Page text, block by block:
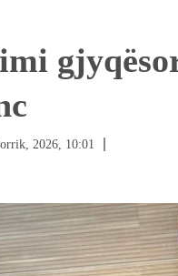
2026, 10:01